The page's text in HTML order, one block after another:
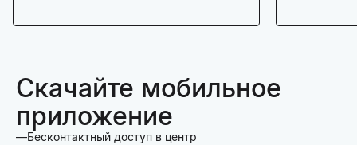
Скачайте мобильное
приложение
Бесконтактный доступ в центр